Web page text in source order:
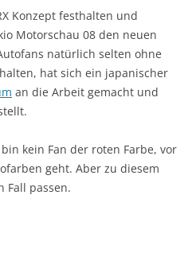
Konzept festhalten und
Motorschau 08 den neuen
natürlich selten ohne
hat sich ein japanischer
an die Arbeit gemacht und
kein Fan der roten Farbe, vor
geht. Aber zu diesem
Fall passen.